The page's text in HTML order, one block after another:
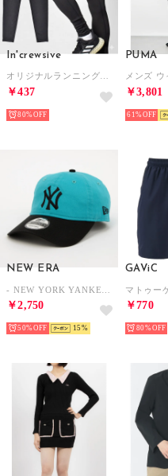
In'crewsive
オリジナルランニングレギンス ウエア （ブラック）
￥437
80%
PUMA
￥3,801
61%
NEW ERA
￥2,750
50% 15
GAViC
￥770
80%